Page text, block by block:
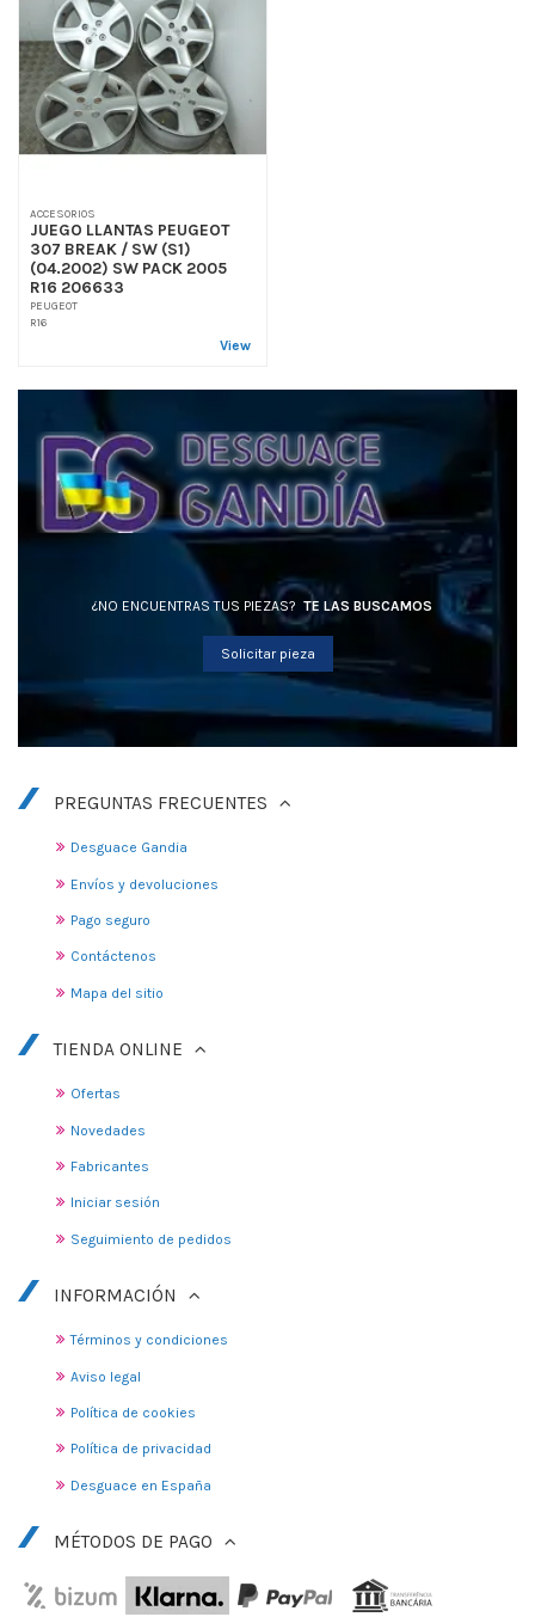
ACCESORIOS
JUEGO LLANTAS PEUGEOT
307 BREAK / SW (S1)
(04.2002) SW PACK 2005
R16 206633
PEUGEOT
R16
View
¿NO ENCUENTRAS TUS PIEZAS? TE LAS BUSCAMOS
Solicitar pieza
PREGUNTAS FRECUENTES
Desguace Gandia
Envíos y devoluciones
Pago seguro
Contáctenos
Mapa del sitio
TIENDA ONLINE
Ofertas
Novedades
Fabricantes
Iniciar sesión
Seguimiento de pedidos
INFORMACIÓN
Términos y condiciones
Aviso legal
Política de cookies
Política de privacidad
Desguace en España
MÉTODOS DE PAGO